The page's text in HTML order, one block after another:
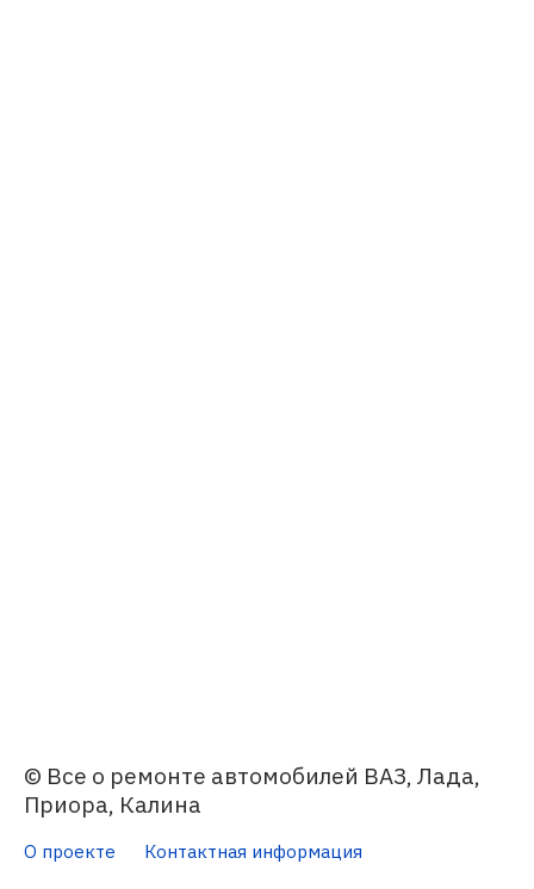
© Все о ремонте автомобилей ВАЗ, Лада,
Приора, Калина
О проекте Контактная информация